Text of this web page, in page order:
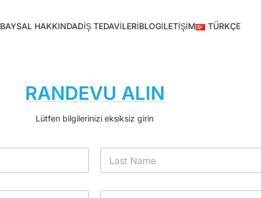
BAYSAL HAKKINDADIŞ TEDAVILERIBLOGİLETIŞIM TÜRKÇE
RANDEVU ALIN
Lütfen bilgilerinizi eksiksiz girin